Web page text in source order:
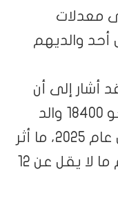
معدلات
أحد والديهم
أشار إلى أن
السلطات الأمريكية اعتقلت نحو 18400 والد
خلال الأشهر السبعة الأولى من عام 2025، ما أثر
على نحو 32 ألف طفل، بينهم ما لا يقل عن 12